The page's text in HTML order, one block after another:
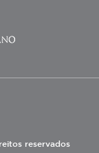
reservados